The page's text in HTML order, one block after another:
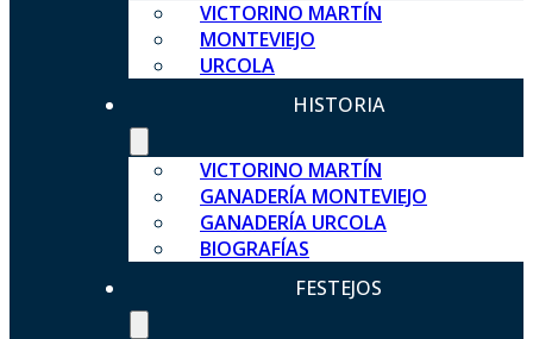
VICTORINO MARTÍN
MONTEVIEJO
URCOLA
HISTORIA
VICTORINO MARTÍN
GANADERÍA MONTEVIEJO
GANADERÍA URCOLA
BIOGRAFÍAS
FESTEJOS